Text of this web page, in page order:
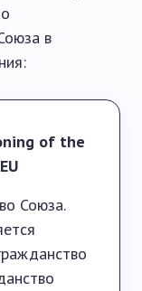
в
of the
Союза.